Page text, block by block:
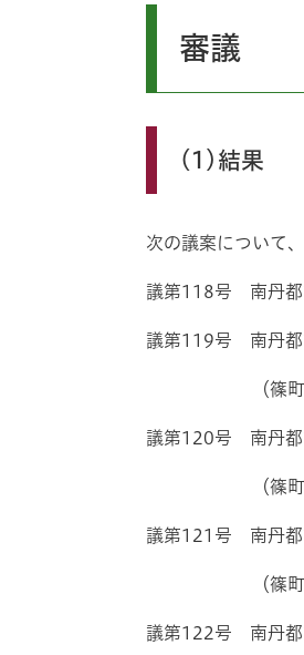
審議
(1)結果
次の議案について
議第118号 南丹都
議第119号 南丹都
（篠町篠牙
議第120号 南丹都
（篠町夕日ケ
議第121号 南丹都
（篠町篠洗
議第122号 南丹都